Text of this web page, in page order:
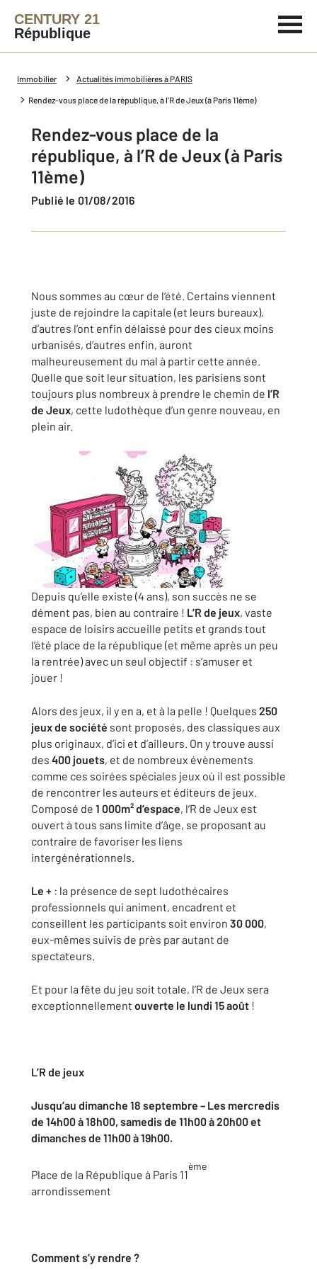
CENTURY 21
République
Immobilier Actualités immobilières à PARIS
Rendez-vous place de la république, à l’R de Jeux (à Paris 11ème)
Rendez-vous place de la
république, à l’R de Jeux (à Paris
11ème)
Publié le 01/08/2016
Nous sommes au cœur de l’été. Certains viennent
juste de rejoindre la capitale (et leurs bureaux),
d’autres l’ont enfin délaissé pour des cieux moins
urbanisés, d’autres enfin, auront
malheureusement du mal à partir cette année.
Quelle que soit leur situation, les parisiens sont
toujours plus nombreux à prendre le chemin de l’R
de Jeux, cette ludothèque d’un genre nouveau, en
plein air.
Depuis qu’elle existe (4 ans), son succès ne se
dément pas, bien au contraire ! L’R de jeux, vaste
espace de loisirs accueille petits et grands tout
l’été place de la république (et même après un peu
la rentrée) avec un seul objectif : s’amuser et
jouer !
Alors des jeux, il y en a, et à la pelle ! Quelques 250
jeux de société sont proposés, des classiques aux
plus originaux, d’ici et d’ailleurs. On y trouve aussi
des 400 jouets, et de nombreux évènements
comme ces soirées spéciales jeux où il est possible
de rencontrer les auteurs et éditeurs de jeux.
Composé de 1 000m² d’espace, l’R de Jeux est
ouvert à tous sans limite d’âge, se proposant au
contraire de favoriser les liens
intergénérationnels.
Le + : la présence de sept ludothécaires
professionnels qui animent, encadrent et
conseillent les participants soit environ 30 000,
eux-mêmes suivis de près par autant de
spectateurs.
Et pour la fête du jeu soit totale, l’R de Jeux sera
exceptionnellement ouverte le lundi 15 août !
L’R de jeux
Jusqu’au dimanche 18 septembre – Les mercredis
de 14h00 à 18h00, samedis de 11h00 à 20h00 et
dimanches de 11h00 à 19h00.
Place de la République à Paris 11
ème
arrondissement
Comment s’y rendre ?